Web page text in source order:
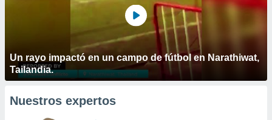
Un rayo impactó en un campo de fútbol en Narathiwat,
Tailandia.
Nuestros expertos